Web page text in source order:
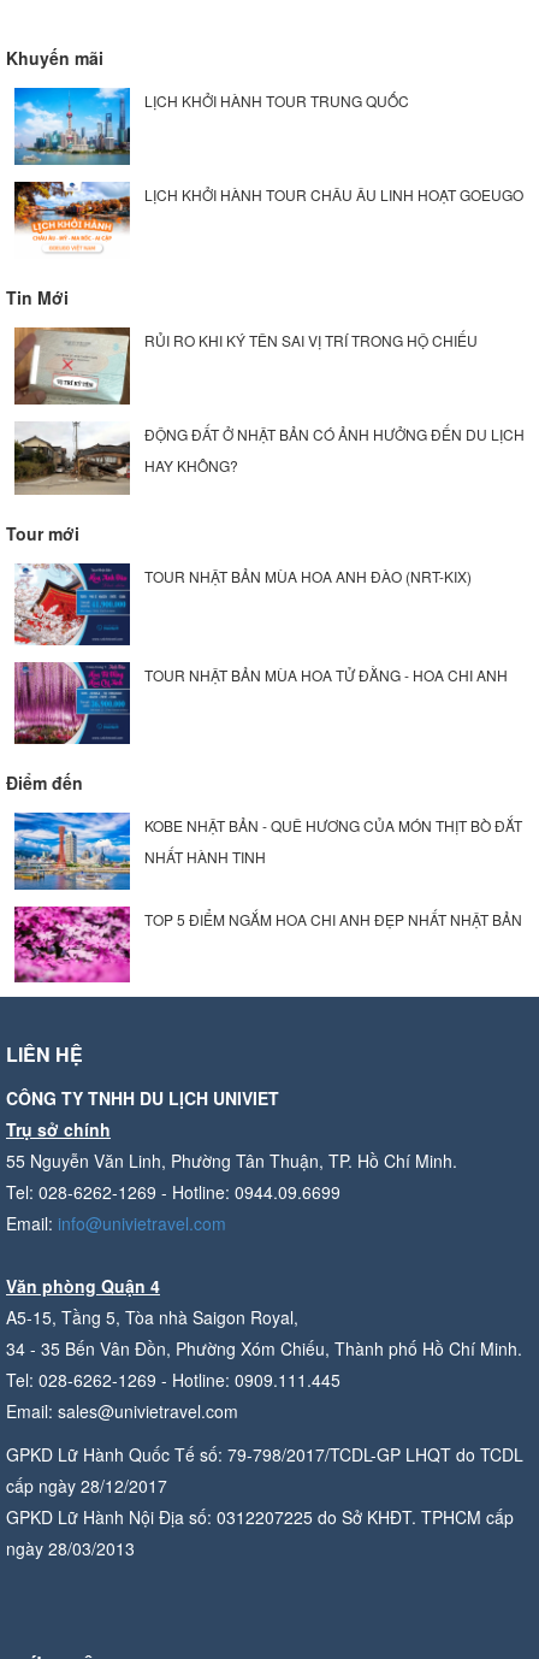
Khuyến mãi
LỊCH KHỞI HÀNH TOUR TRUNG QUỐC
LỊCH KHỞI HÀNH TOUR CHÂU ÂU LINH HOẠT GOEUGO
Tin Mới
RỦI RO KHI KÝ TÊN SAI VỊ TRÍ TRONG HỘ CHIẾU
ĐỘNG ĐẤT Ở NHẬT BẢN CÓ ẢNH HƯỞNG ĐẾN DU LỊCH
HAY KHÔNG?
Tour mới
TOUR NHẬT BẢN MÙA HOA ANH ĐÀO (NRT-KIX)
TOUR NHẬT BẢN MÙA HOA TỬ ĐẰNG - HOA CHI ANH
Điểm đến
KOBE NHẬT BẢN - QUÊ HƯƠNG CỦA MÓN THỊT BÒ ĐẮT
NHẤT HÀNH TINH
TOP 5 ĐIỂM NGẮM HOA CHI ANH ĐẸP NHẤT NHẬT BẢN
LIÊN HỆ
CÔNG TY TNHH DU LỊCH UNIVIET
Trụ sở chính
55 Nguyễn Văn Linh, Phường Tân Thuận, TP. Hồ Chí Minh.
Tel: 028-6262-1269 - Hotline: 0944.09.6699
Email: info@univietravel.com
Văn phòng Quận 4
A5-15, Tầng 5, Tòa nhà Saigon Royal,
34 - 35 Bến Vân Đồn, Phường Xóm Chiếu, Thành phố Hồ Chí Minh.
Tel: 028-6262-1269 - Hotline: 0909.111.445
Email: sales@univietravel.com
GPKD Lữ Hành Quốc Tế số: 79-798/2017/TCDL-GP LHQT do TCDL
cấp ngày 28/12/2017
GPKD Lữ Hành Nội Địa số: 0312207225 do Sở KHĐT. TPHCM cấp
ngày 28/03/2013